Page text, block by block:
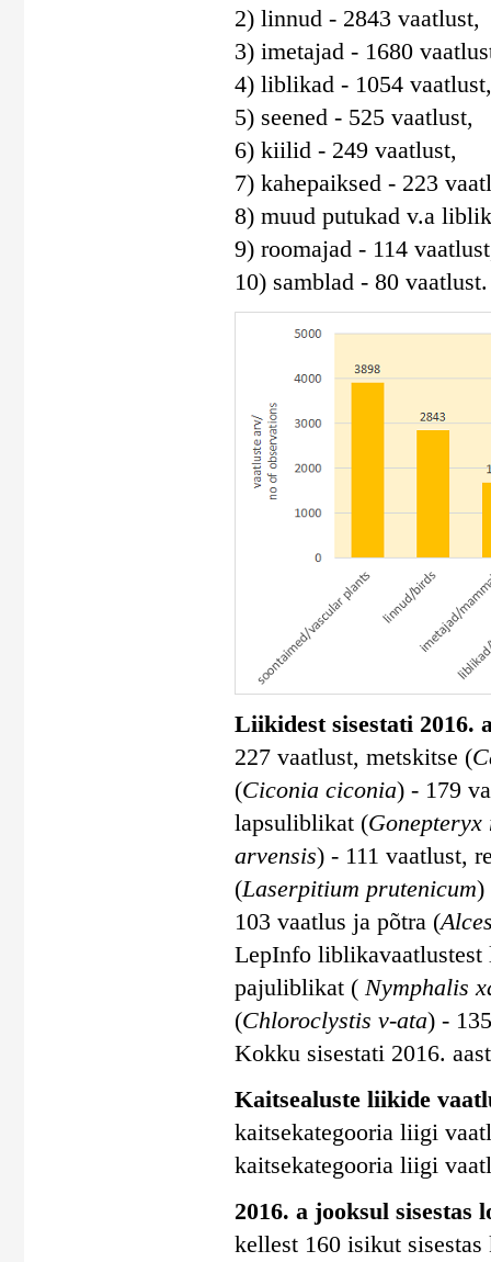
2) linnud - 2843 vaatlust,
3) imetajad - 1680
4) liblikad - 1054 vaatlust,
5) seened - 525 vaatlust,
6) kiilid - 249 vaatlust,
7) kahepaiksed - 223
8) muud putukad v.a
9) roomajad - 114
10) samblad - 80 vaatlust.
Liikidest sisestati 2016.
227 vaatlust, metskitse (
(Ciconia ciconia) - 179
lapsuliblikat (Gonepteryx
arvensis) - 111 vaatlust,
(Laserpitium prutenicum)
103 vaatlus ja põtra (
LepInfo liblikavaatlustest
pajuliblikat (Nymphalis
(Chloroclystis v-ata) -
Kokku sisestati 2016.
Kaitsealuste liikide
kaitsekategooria liigi
kaitsekategooria liigi
2016. a jooksul sisestas
kellest 160 isikut